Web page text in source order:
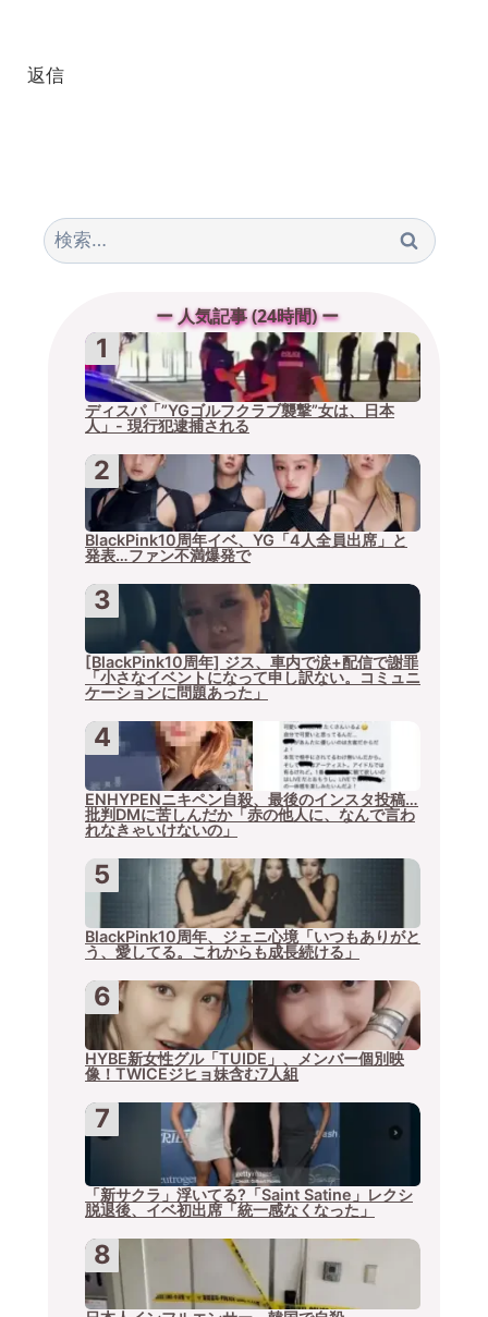
返信
検
索:
ー 人気記事 (24時間) ー
ディスパ「”YGゴルフクラブ襲撃”女は、日本
人」- 現行犯逮捕される
BlackPink10周年イベ、YG「4人全員出席」と
発表…ファン不満爆発で
[BlackPink10周年] ジス、車内で涙+配信で謝罪
「小さなイベントになって申し訳ない。コミュニ
ケーションに問題あった」
ENHYPENニキペン自殺、最後のインスタ投稿…
批判DMに苦しんだか「赤の他人に、なんで言わ
れなきゃいけないの」
BlackPink10周年、ジェニ心境「いつもありがと
う、愛してる。これからも成長続ける」
HYBE新女性グル「TUIDE」、メンバー個別映
像！TWICEジヒョ妹含む7人組
「新サクラ」浮いてる?「Saint Satine」レクシ
脱退後、イベ初出席「統一感なくなった」